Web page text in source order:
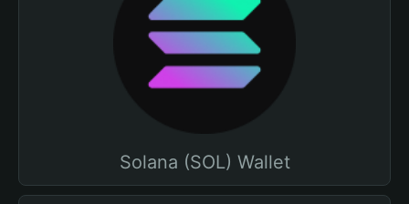
Solana (SOL) Wallet